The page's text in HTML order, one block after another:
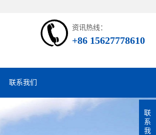
资讯热线：
+86 15627778610
联系我们
联
系
我